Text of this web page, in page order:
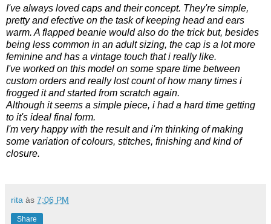
I've always loved caps and their concept. They're simple,
pretty and efective on the task of keeping head and ears
warm. A flapped beanie would also do the trick but, besides
being less common in an adult sizing, the cap is a lot more
feminine and has a vintage touch that i really like.
I've worked on this model on some spare time between
custom orders and really lost count of how many times i
frogged it and started from scratch again.
Although it seems a simple piece, i had a hard time getting
to it's ideal final form.
I'm very happy with the result and i'm thinking of making
some variation of colours, stitches, finishing and kind of
closure.
rita às 7:06 PM
Share